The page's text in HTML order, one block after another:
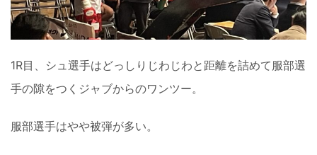
1R目、シュ選手はどっしりじわじわと距離を詰めて服部選
手の隙をつくジャブからのワンツー。
服部選手はやや被弾が多い。